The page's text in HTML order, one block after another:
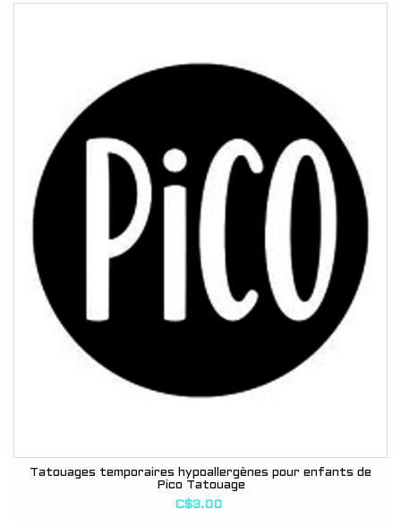
Tatouages temporaires hypoallergènes pour enfants de
Pico Tatouage
C$3.00